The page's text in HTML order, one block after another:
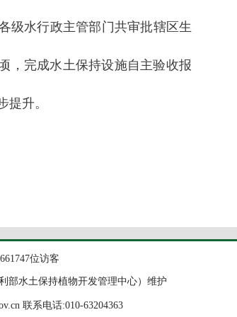
级水行政主管部门共审批辖区生
，完成水土保持设施自主验收报
提升。
位访客
部水土保持植物开发管理中心）维护
联系电话:010-63204363